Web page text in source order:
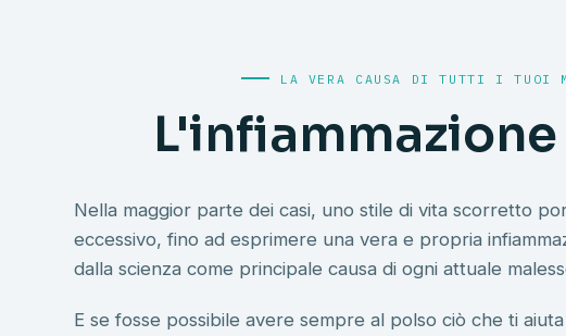
LA VERA CAUSA DI TUTTI I TUOI
Nella maggior parte dei casi, uno stile di vita scorretto
eccessivo, fino ad esprimere una vera e propria
dalla scienza come principale causa di ogni attuale
E se fosse possibile avere sempre al polso ciò che ti